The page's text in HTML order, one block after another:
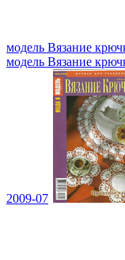
модель Вязание
модель Вязание
2009-07